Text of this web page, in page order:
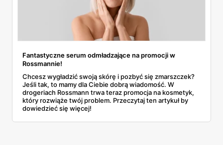
Fantastyczne serum odmładzające na promocji w
Rossmannie!
Chcesz wygładzić swoją skórę i pozbyć się zmarszczek?
Jeśli tak, to mamy dla Ciebie dobrą wiadomość. W
drogeriach Rossmann trwa teraz promocja na kosmetyk,
który rozwiąże twój problem. Przeczytaj ten artykuł by
dowiedzieć się więcej!